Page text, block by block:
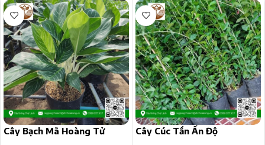
Cây Bạch Mã Hoàng Tử Cây Cúc Tần Ấn Độ